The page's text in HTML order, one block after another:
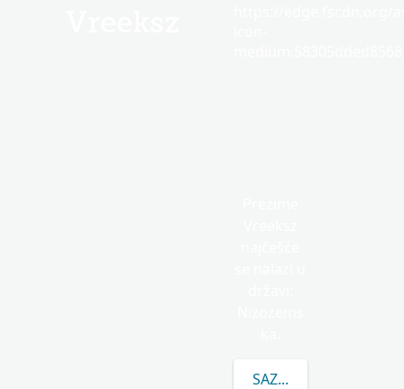
SAZNAJTE VIŠE O